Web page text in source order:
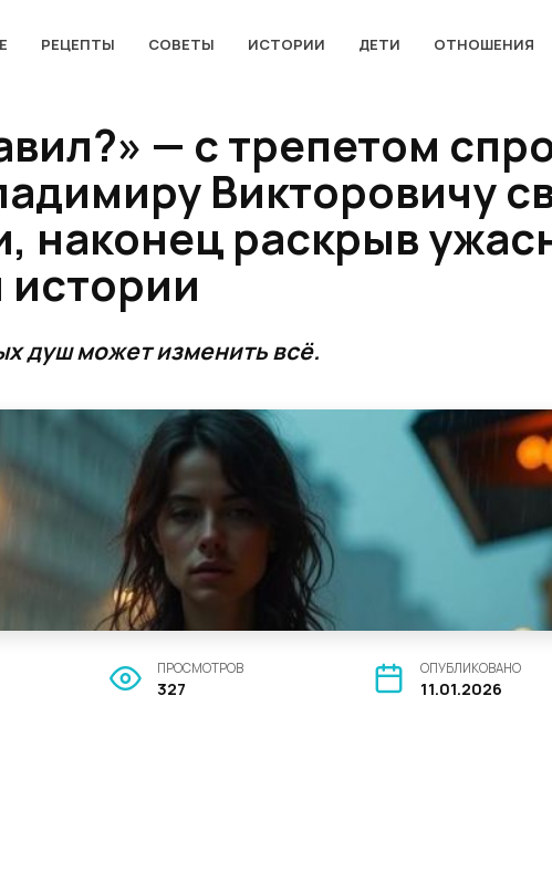
РЕЦЕПТЫ СОВЕТЫ ИСТОРИИ ДЕТИ ОТНОШЕНИЯ
— с трепетом
Викторовичу
наконец раскрыв
истории
душ может изменить всё.
ПРОСМОТРОВ
327
ОПУБЛИКОВАНО
11.01.2026